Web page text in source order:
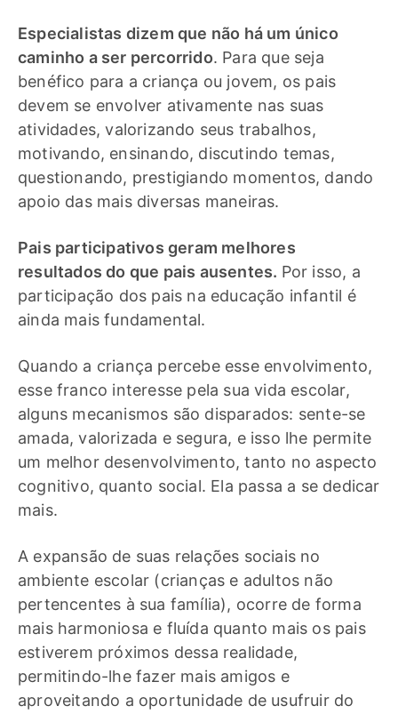
Especialistas dizem que não há um único
caminho a ser percorrido. Para que seja
benéfico para a criança ou jovem, os pais
devem se envolver ativamente nas suas
atividades, valorizando seus trabalhos,
motivando, ensinando, discutindo temas,
questionando, prestigiando momentos, dando
apoio das mais diversas maneiras.
Pais participativos geram melhores
resultados do que pais ausentes. Por isso, a
participação dos pais na educação infantil é
ainda mais fundamental.
Quando a criança percebe esse envolvimento,
esse franco interesse pela sua vida escolar,
alguns mecanismos são disparados: sente-se
amada, valorizada e segura, e isso lhe permite
um melhor desenvolvimento, tanto no aspecto
cognitivo, quanto social. Ela passa a se dedicar
mais.
A expansão de suas relações sociais no
ambiente escolar (crianças e adultos não
pertencentes à sua família), ocorre de forma
mais harmoniosa e fluída quanto mais os pais
estiverem próximos dessa realidade,
permitindo-lhe fazer mais amigos e
aproveitando a oportunidade de usufruir do